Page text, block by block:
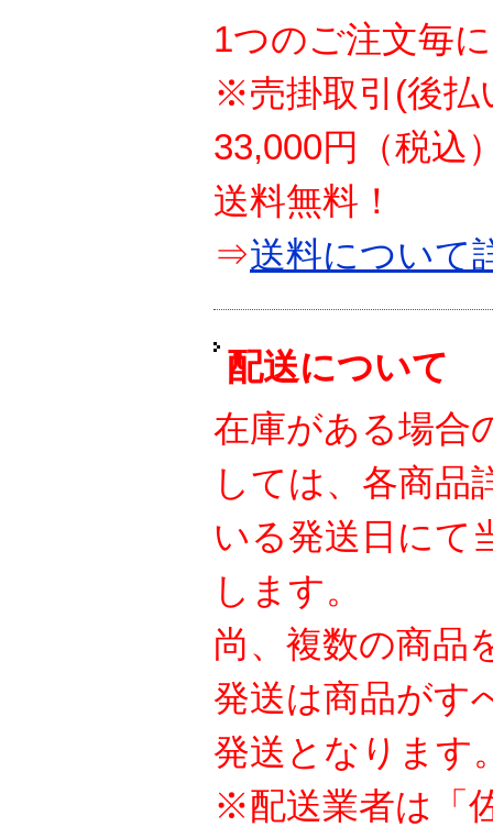
1つのご注文毎に
※売掛取引(後払
33,000円（税込
送料無料！
⇒送料について
配送について
在庫がある場合
しては、各商品
いる発送日にて
します。
尚、複数の商品
発送は商品がす
発送となります
※配送業者は「